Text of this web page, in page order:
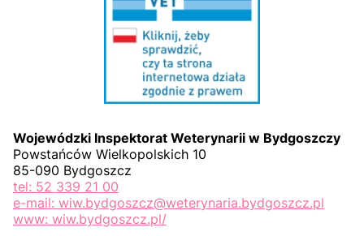
Wojewódzki Inspektorat Weterynarii w Bydgoszczy
Powstańców Wielkopolskich 10
85-090 Bydgoszcz
tel: 52 339 21 00
e-mail: wiw.bydgoszcz@weterynaria.bydgoszcz.pl
www: wiw.bydgoszcz.pl/